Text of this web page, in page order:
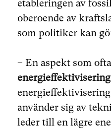
etableringen av
oberoende av
som politiker kan
– En aspekt som
energieffektivisering
använder sig av
leder till en lägre